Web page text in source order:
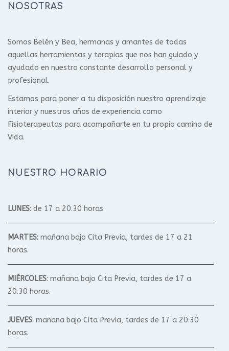
NOSOTRAS
Somos Belén y Bea, hermanas y amantes de todas
aquellas herramientas y terapias que nos han guiado y
ayudado en nuestro constante desarrollo personal y
profesional.
Estamos para poner a tu disposición nuestro aprendizaje
interior y nuestros años de experiencia como
Fisioterapeutas para acompañarte en tu propio camino de
Vida.
NUESTRO HORARIO
LUNES: de 17 a 20.30 horas.
MARTES: mañana bajo Cita Previa, tardes de 17 a 21
horas.
MIÉRCOLES: mañana bajo Cita Previa, tardes de 17 a
20.30 horas.
JUEVES: mañana bajo Cita Previa, tardes de 17 a 20.30
horas.